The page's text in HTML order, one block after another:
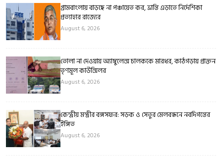
গ্রামবাংলায় বাড়ছে না পঞ্চায়েত কর, ভ্রান্তি এড়াতে নির্দেশিকা
প্রত্যাহার রাজ্যের
August 6, 2026
তোলা না দেওয়ায় অ্যাম্বুলেন্স চালককে মারধর, কাঠগড়ায় প্রাক্তন
তৃণমূল কাউন্সিলর
August 6, 2026
কেন্দ্রীয় মন্ত্রীর বঙ্গসফর: সড়ক ও সেতুর মেলবন্ধনে নবদিগন্তের
ইঙ্গিত
August 6, 2026